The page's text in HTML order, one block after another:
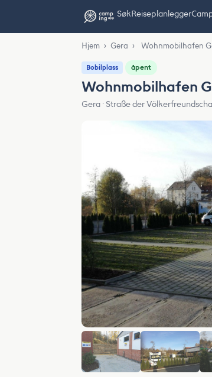
SøkReiseplanlegger
Hjem › Gera › Wohnmobilhafen
Bobilplass åpent
Wohnmobilhafen
Gera · Straße der